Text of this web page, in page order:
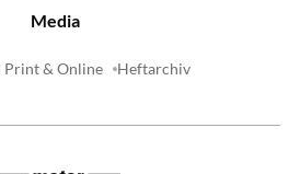
Media
Print & Online Heftarchiv